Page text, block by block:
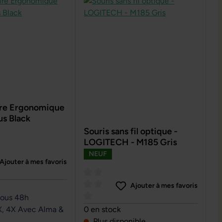
Ergonomique
Black
de 0 sur 5 étoiles
Ajouter à mes favoris
48h
4X Avec Alma &
Souris sans fil optique -
LOGITECH - M185 Gris
NEUF
Note moyenne de 0 sur 5 étoiles
Ajouter à mes favoris
0 en stock